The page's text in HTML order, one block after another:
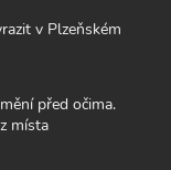
v Plzeňském
před očima.
místa